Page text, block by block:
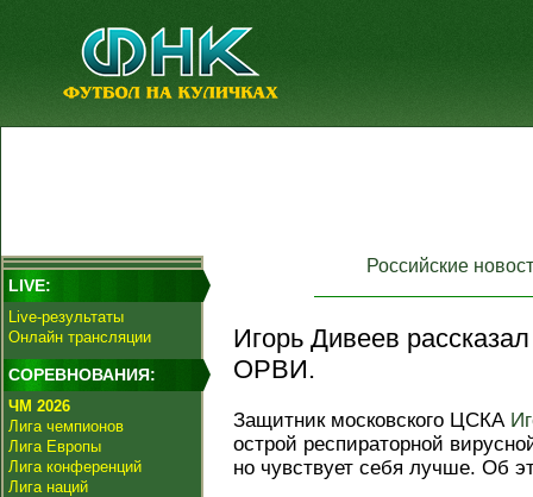
LIVE:
Live-результаты
Онлайн трансляции
СОРЕВНОВАНИЯ:
ЧМ 2026
Лига чемпионов
Лига Европы
Лига конференций
Лига наций
Российские
Игорь Дивеев
ОРВИ.
Защитник московского ЦСКА
острой респираторной
но чувствует себя лучше. Об